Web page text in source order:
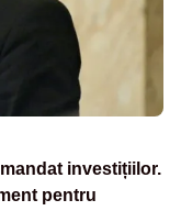
investițiilor.
pentru